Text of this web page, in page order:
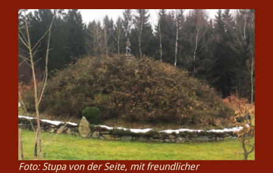
Foto: Stupa von der Seite, mit freundlicher